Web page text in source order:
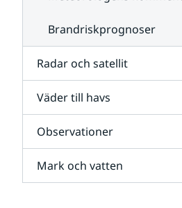
Brandriskprognoser
Radar och satellit
Väder till havs
Observationer
Mark och vatten